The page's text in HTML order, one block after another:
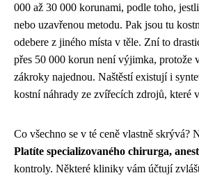
000 až 30 000 korunami, podle toho,
nebo uzavřenou metodu. Pak jsou tu
odebere z jiného místa v těle. Zní to
přes 50 000 korun není výjimka, protože
zákroky najednou. Naštěstí existují i
kostní náhrady ze zvířecích zdrojů, které
Co všechno se v té ceně vlastně skrývá?
Platíte specializovaného chirurga,
kontroly. Některé kliniky vám účtují